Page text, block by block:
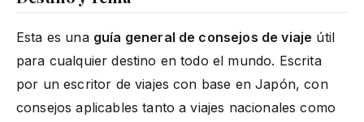
Esta es una guía general de consejos de viaje útil
para cualquier destino en todo el mundo. Escrita
por un escritor de viajes con base en Japón, con
consejos aplicables tanto a viajes nacionales como